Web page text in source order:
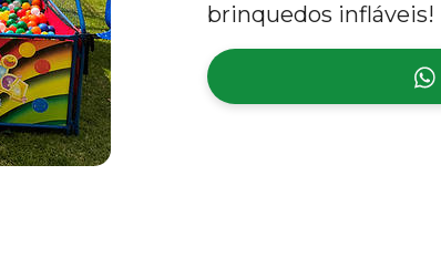
brinquedos infláveis!